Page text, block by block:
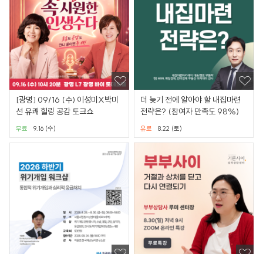
[광명] 09/16 (수) 이성미X박미
선 유쾌 힐링 공감 토크쇼
9.16 (수)
무료
더 늦기 전에 알아야 할 내집마련
전략은? (참여자 만족도 98%)
8.22 (토)
유료